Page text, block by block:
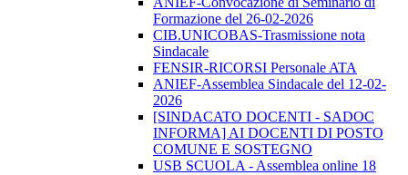
Formazione del 26-02-2026
CIB.UNICOBAS-Trasmissione nota
Sindacale
FENSIR-RICORSI Personale ATA
ANIEF-Assemblea Sindacale del 12-02-
2026
[SINDACATO DOCENTI - SADOC
INFORMA] AI DOCENTI DI POSTO
COMUNE E SOSTEGNO
USB SCUOLA - Assemblea online 18